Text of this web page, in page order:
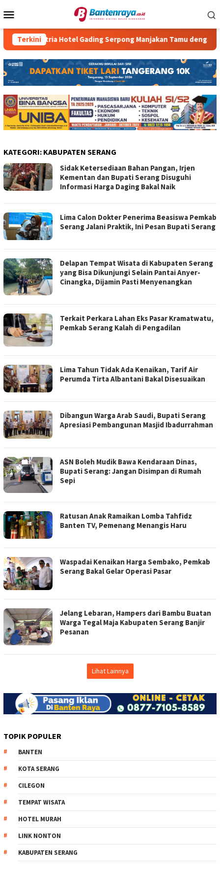
ke
Mobile
Terkini
Atria Hotel Gading Serpong Manjakan Tamu dengan
KATEGORI: KABUPATEN SERANG
Sidak Ketersediaan Bahan Pangan, Irjen
Kementan dan Bupati Serang Disuguhi
Informasi Harga Daging Bakal Naik
Lima Calon Dokter Penerima Beasiswa Pemkab
Serang Jalani Praktik, Ini Pesan Bupati Serang
Delapan Tempat Wisata di Kabupaten Serang
yang Bisa Dikunjungi Selain Pantai Anyer-
Cinangka, Dijamin Pasti Menyenangkan
Terkait Perkara Lahan Eks Pasar Kramatwatu,
Pemkab Serang Kalah di Pengadilan
Lima Tahun Tidak Ada Kenaikan, Tarif Air
Perumda Tirta Albantani Bakal Disesuaikan
Dibangun Warga Arab Saudi, Bupati Serang
Apresiasi Pembangunan Masjid Ibadurrahman
ASN Boleh Mudik Bawa Kendaraan Dinas,
Bupati Serang: Jangan Disimpan di Rumah
Sepi
Ratusan Anak Ramaikan Lomba Tahfidz
Banten TV, Pemenang Menangis Haru
Waspadai Kenaikan Harga Sembako, Pemkab
Serang Bakal Gelar Operasi Pasar
Jelang Lebaran, Hampers dari Bambu Buatan
Warga Tegal Maja Kabupaten Serang Banjir
Pesanan
Lihat Lainnya
TOPIK POPULER
BANTEN
KOTA SERANG
CILEGON
TEMPAT WISATA
HOTEL MURAH
LINK NONTON
KABUPATEN SERANG